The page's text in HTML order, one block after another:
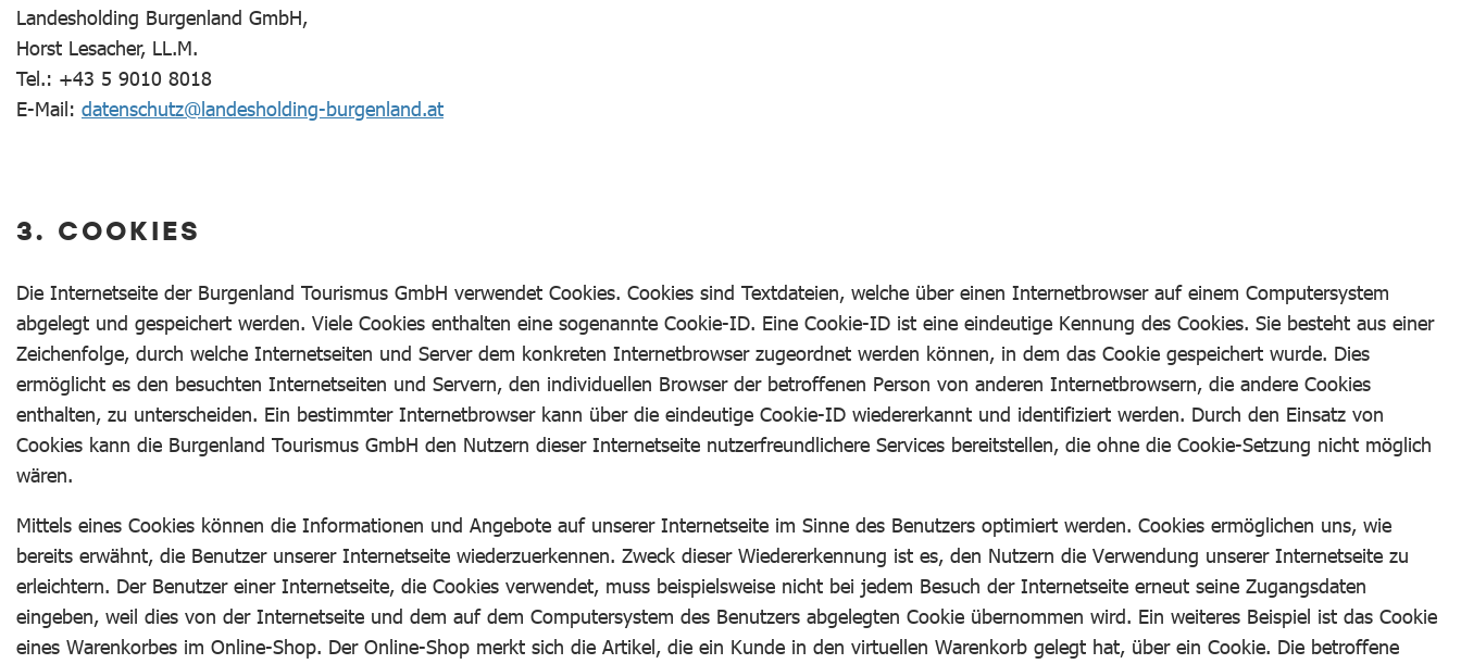
Landesholding Burgenland GmbH,
Horst Lesacher, LL.M.
Tel.: +43 5 9010 8018
E-Mail: datenschutz@landesholding-burgenland.at
3. COOKIES
Die Internetseite der Burgenland Tourismus GmbH verwendet Cookies. Cookies sind Textdateien, welche über einen Internetbrowser auf einem Computersystem
abgelegt und gespeichert werden. Viele Cookies enthalten eine sogenannte Cookie-ID. Eine Cookie-ID ist eine eindeutige Kennung des Cookies. Sie besteht aus einer
Zeichenfolge, durch welche Internetseiten und Server dem konkreten Internetbrowser zugeordnet werden können, in dem das Cookie gespeichert wurde. Dies
ermöglicht es den besuchten Internetseiten und Servern, den individuellen Browser der betroffenen Person von anderen Internetbrowsern, die andere Cookies
enthalten, zu unterscheiden. Ein bestimmter Internetbrowser kann über die eindeutige Cookie-ID wiedererkannt und identifiziert werden. Durch den Einsatz von
Cookies kann die Burgenland Tourismus GmbH den Nutzern dieser Internetseite nutzerfreundlichere Services bereitstellen, die ohne die Cookie-Setzung nicht möglich
wären.
Mittels eines Cookies können die Informationen und Angebote auf unserer Internetseite im Sinne des Benutzers optimiert werden. Cookies ermöglichen uns, wie
bereits erwähnt, die Benutzer unserer Internetseite wiederzuerkennen. Zweck dieser Wiedererkennung ist es, den Nutzern die Verwendung unserer Internetseite zu
erleichtern. Der Benutzer einer Internetseite, die Cookies verwendet, muss beispielsweise nicht bei jedem Besuch der Internetseite erneut seine Zugangsdaten
eingeben, weil dies von der Internetseite und dem auf dem Computersystem des Benutzers abgelegten Cookie übernommen wird. Ein weiteres Beispiel ist das Cookie
eines Warenkorbes im Online-Shop. Der Online-Shop merkt sich die Artikel, die ein Kunde in den virtuellen Warenkorb gelegt hat, über ein Cookie. Die betroffene